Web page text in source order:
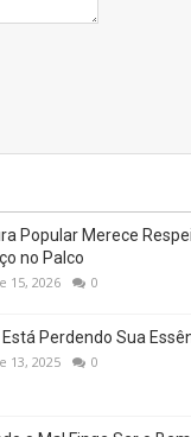
Popular Merece
no Palco
15, 2026 0
Está Perdendo Sua
13, 2025 0